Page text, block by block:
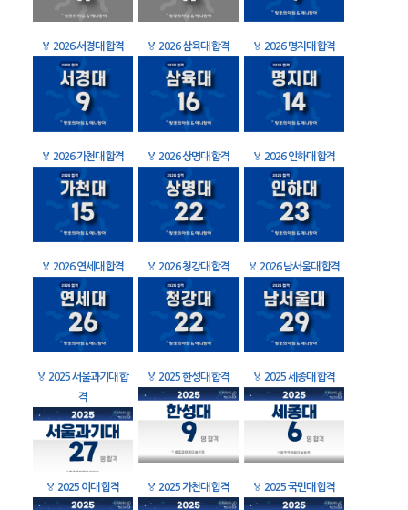
🏅 2026 서경대 합격 🏅 2026 삼육대 합격 🏅 2026 명지대 합격
🏅 2026 가천대 합격 🏅 2026 상명대 합격 🏅 2026 인하대 합격
🏅 2026 연세대 합격 🏅 2026 청강대 합격 🏅 2026 남서울대 합격
🏅 2025 서울과기대 합
격
🏅 2025 한성대 합격 🏅 2025 세종대 합격
🏅 2025 이대 합격 🏅 2025 가천대 합격 🏅 2025 국민대 합격